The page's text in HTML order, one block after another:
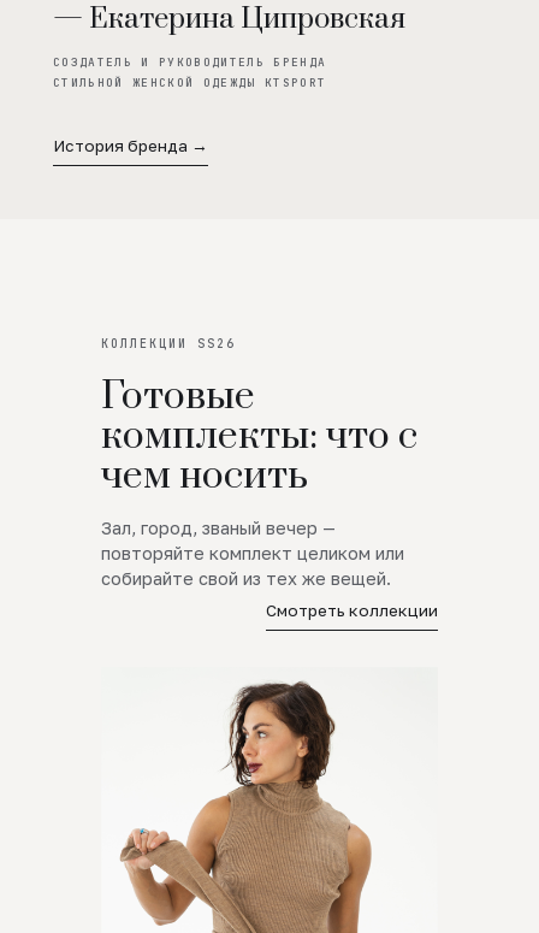
— Екатерина Ципровская
СОЗДАТЕЛЬ И РУКОВОДИТЕЛЬ БРЕНДА
СТИЛЬНОЙ ЖЕНСКОЙ ОДЕЖДЫ KTSPORT
История бренда →
КОЛЛЕКЦИИ SS26
Готовые
комплекты: что с
чем носить
Зал, город, званый вечер —
повторяйте комплект целиком или
собирайте свой из тех же вещей.
Смотреть коллекции